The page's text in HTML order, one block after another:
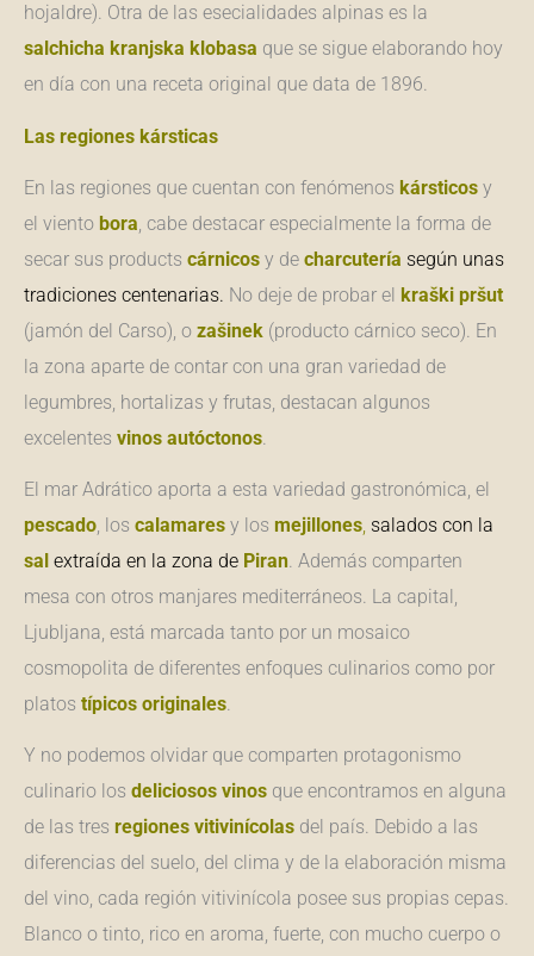
hojaldre). Otra de las esecialidades alpinas es la
salchicha kranjska klobasa que se sigue elaborando hoy
en día con una receta original que data de 1896.
Las regiones kársticas
En las regiones que cuentan con fenómenos kársticos y
el viento bora , cabe destacar especialmente la forma de
secar sus products cárnicos y de charcutería según unas
tradiciones centenarias. No deje de probar el kraški pršut
(jamón del Carso), o zašinek (producto cárnico seco). En
la zona aparte de contar con una gran variedad de
legumbres, hortalizas y frutas, destacan algunos
excelentes vinos autóctonos
El mar Adrático aporta a esta variedad gastronómica, el
pescado , los calamares y los mejillones salados con la
sal extraída en la zona de Piran . Además comparten
mesa con otros manjares mediterráneos. La capital,
Ljubljana, está marcada tanto por un mosaico
cosmopolita de diferentes enfoques culinarios como por
platos típicos originales
Y no podemos olvidar que comparten protagonismo
culinario los deliciosos vinos que encontramos en alguna
de las tres regiones vitivinícolas del país. Debido a las
diferencias del suelo, del clima y de la elaboración misma
del vino, cada región vitivinícola posee sus propias cepas.
Blanco o tinto, rico en aroma, fuerte, con mucho cuerpo o